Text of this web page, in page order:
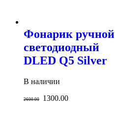
Фонарик ручной
светодиодный
DLED Q5 Silver
В наличии
2600.00 1300.00